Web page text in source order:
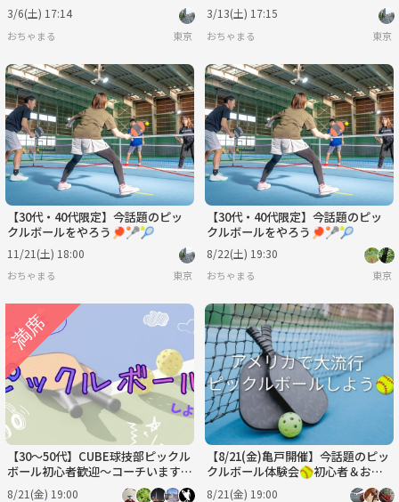
3/6(土) 17:14
おちゃまる 東京
3/13(土) 17:15
おちゃまる 東京
【30代・40代限定】今話題のピッ
クルボールをやろう🏓🥍🎾
11/21(土) 18:00
おちゃまる 東京
【30代・40代限定】今話題のピッ
クルボールをやろう🏓🥍🎾
8/22(土) 19:30
おちゃまる 東京
【30〜50代】CUBE球技部ピックル
ボール初心者歓迎～コーチいますよ
～
8/21(金) 19:00
【8/21(金)亀戸開催】今話題のピッ
クルボール体験会🥎初心者＆おひ
とり歓迎！
8/21(金) 19:00